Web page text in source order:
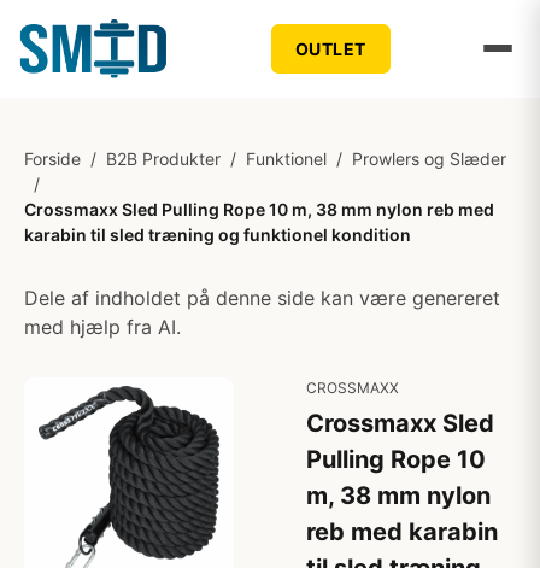
OUTLET
Forside / B2B Produkter / Funktionel / Prowlers og Slæder
/
Crossmaxx Sled Pulling Rope 10 m, 38 mm nylon reb med
karabin til sled træning og funktionel kondition
Dele af indholdet på denne side kan være genereret
med hjælp fra AI.
CROSSMAXX
Crossmaxx Sled
Pulling Rope 10
m, 38 mm nylon
reb med karabin